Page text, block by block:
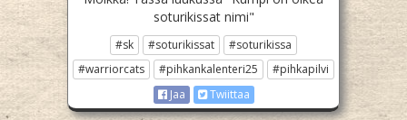
soturikissat nimi"
#sk #soturikissat
#soturikissa
#warriorcats
#pihkankalenteri25
#pihkapilvi
Jaa
Twiittaa